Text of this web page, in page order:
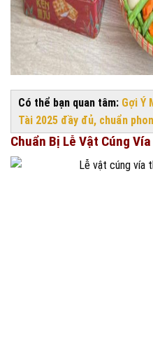
Có thể bạn quan tâm: Gợi Ý
Tài 2025 đầy đủ, chuẩn
Chuẩn Bị Lễ Vật Cúng